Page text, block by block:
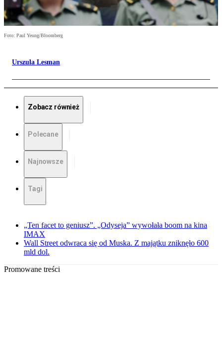
Foto: Paul Yeung/Bloomberg
Urszula Lesman
Zobacz również
Polecane
Najnowsze
Tagi
„Ten facet to geniusz”. „Odyseja” wywołała boom na kina
IMAX
Wall Street odwraca się od Muska. Z majątku zniknęło 600
mld dol.
Promowane treści